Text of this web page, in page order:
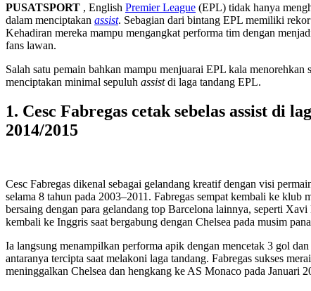
PUSATSPORT , English Premier League (EPL) tidak hanya
dalam menciptakan assist. Sebagian dari bintang EPL memiliki
Kehadiran mereka mampu mengangkat performa tim dengan
fans lawan.
Salah satu pemain bahkan mampu menjuarai EPL kala menorehkan
menciptakan minimal sepuluh assistdi laga tandang EPL.
1. Cesc Fabregas cetak sebelas assist di
2014/2015
Cesc Fabregas dikenal sebagai gelandang kreatif dengan visi
selama 8 tahun pada 2003–2011. Fabregas sempat kembali ke
bersaing dengan para gelandang top Barcelona lainnya, seperti
kembali ke Inggris saat bergabung dengan Chelsea pada musim
Ia langsung menampilkan performa apik dengan mencetak 3 gol
antaranya tercipta saat melakoni laga tandang. Fabregas sukses
meninggalkan Chelsea dan hengkang ke AS Monaco pada Januari